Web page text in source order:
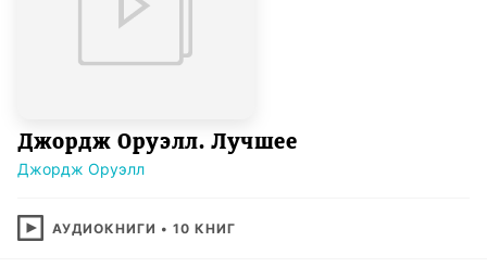
Джордж Оруэлл. Лучшее
Джордж Оруэлл
АУДИОКНИГИ • 10 КНИГ